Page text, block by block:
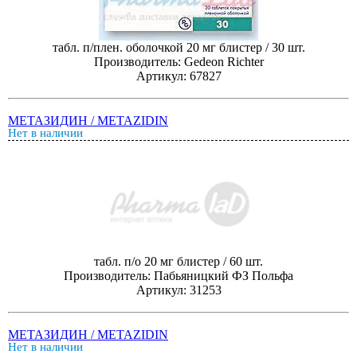
табл. п/плен. оболочкой 20 мг блистер / 30 шт.
Производитель: Gedeon Richter
Артикул: 67827
МЕТАЗИДИН / METAZIDIN
Нет в наличии
табл. п/о 20 мг блистер / 60 шт.
Производитель: Пабьяницкий ФЗ Польфа
Артикул: 31253
МЕТАЗИДИН / METAZIDIN
Нет в наличии